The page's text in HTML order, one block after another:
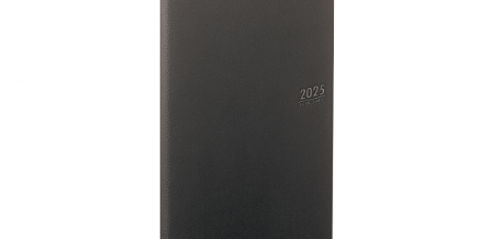
心強いビジネスパートナーとして